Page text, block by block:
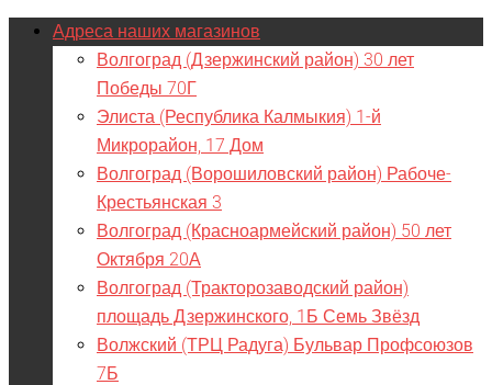
Адреса наших магазинов
Волгоград (Дзержинский район) 30 лет
Победы 70Г
Элиста (Республика Калмыкия) 1-й
Микрорайон, 17 Дом
Волгоград (Ворошиловский район) Рабоче-
Крестьянская 3
Волгоград (Красноармейский район) 50 лет
Октября 20А
Волгоград (Тракторозаводский район)
площадь Дзержинского, 1Б Семь Звёзд
Волжский (ТРЦ Радуга) Бульвар Профсоюзов
7Б